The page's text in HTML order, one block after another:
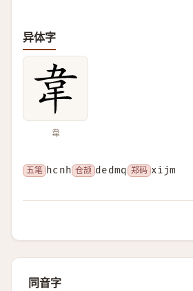
异体字
韋
五笔 hcnh 仓颉 dedmq 郑码 xijm
同音字